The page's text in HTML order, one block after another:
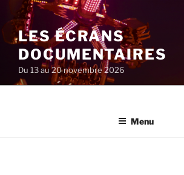
au
contenu
principal
LES ÉCRANS
DOCUMENTAIRES
Du 13 au 20 novembre 2026
Menu